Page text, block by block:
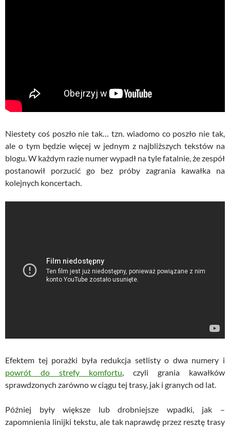
Niestety coś poszło nie tak… tzn. wiadomo co poszło nie tak,
ale o tym będzie więcej w jednym z najbliższych tekstów na
blogu. W każdym razie numer wypadł na tyle fatalnie, że zespół
postanowił porzucić go bez próby zagrania kawałka na
kolejnych koncertach.
Efektem tej porażki była redukcja setlisty o dwa numery i
powrót do strefy komfortu , czyli grania kawałków
sprawdzonych zarówno w ciągu tej trasy, jak i granych od lat.
Później były większe lub drobniejsze wpadki, jak –
zapomnienia linijki tekstu, ale tak naprawdę przez resztę trasy